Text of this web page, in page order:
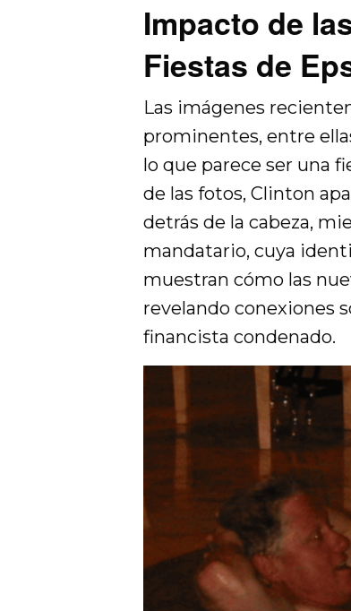
Impacto de
Fiestas de
Las imágenes
prominentes, entre
lo que parece ser una
de las fotos, Clinton
detrás de la cabeza,
mandatario, cuya
muestran cómo las
revelando conexiones
financista condenado.